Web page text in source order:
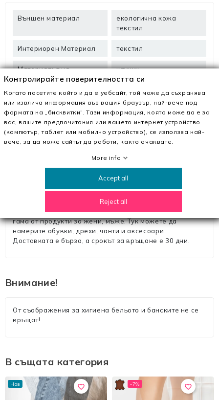
Външен материал
екологична кожа
текстил
Интериорен Материал текстил
Материалът на
подметката
каучук
Височина на
платформата
4.5 см
намирате Дамски кецове 3B36 Черен |
MeiMall.bg е онлайн магазин, който предлага широка
гама от продукти за жени, мъже. Тук можете да
намерите обувки, дрехи, чанти и аксесоари.
Доставката е бърза, а срокът за връщане е 30 дни.
Внимание!
От съображения за хигиена бельото и банските не се
връщат!
В същата категория
favorite_border
Нов favorite_border
-7%
Контролирайте поверителността си
Когато посетите който и да е уебсайт, той може да съхранява
или извлича информация във вашия браузър, най-вече под
формата на „бисквитки“. Тази информация, която може да е за
вас, вашите предпочитания или вашето интернет устройство
(компютър, таблет или мобилно устройство), се използва най-
вече, за да може сайтът да работи, както очаквате.
More info
Accept all
Reject all